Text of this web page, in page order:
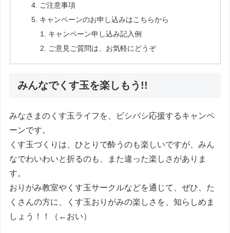
ご注意事項
キャンペーンのお申し込みはこちらから
キャンペーン申し込み記入例
ご意見ご質問は、お気軽にどうぞ
みんなでくす玉を楽しもう!!
みなさまのくす玉ライフを、ビシバシ応援するキャンペ
ーンです。
くす玉づくりは、ひとりで酔うのも楽しいですが、みん
なでわいわいと折るのも、また違った楽しさがありま
す。
おりがみ教室やくす玉サークルなどを通じて、ぜひ、た
くさんの方に、くす玉おりがみの楽しさを、知らしめま
しょう！！（←おい）